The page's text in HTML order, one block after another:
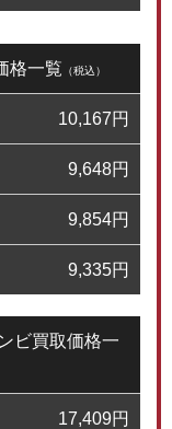
格一覧 （税込）
10,167円
9,648円
9,854円
9,335円
ビ買取価格一
17,409円